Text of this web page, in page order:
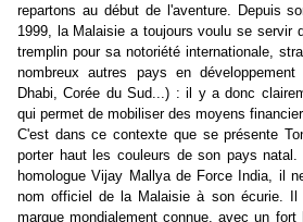
repartons au début de l'aventure. Depuis
1999, la Malaisie a toujours voulu se servir
tremplin pour sa notoriété internationale,
nombreux autres pays en développement
Dhabi, Corée du Sud...) : il y a donc
qui permet de mobiliser des moyens
C'est dans ce contexte que se présente
porter haut les couleurs de son pays
homologue Vijay Mallya de Force India, il
nom officiel de la Malaisie à son écurie. Il
marque mondialement connue, avec un